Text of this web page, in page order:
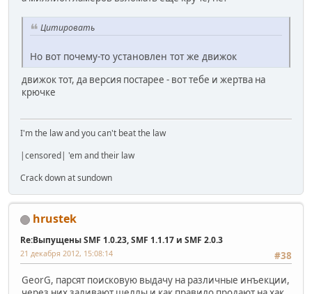
Цитировать
Но вот почему-то установлен тот же движок
движок тот, да версия постарее - вот тебе и жертва на
крючке
I'm the law and you can't beat the law
|censored| 'em and their law
Crack down at sundown
hrustek
Re:Выпущены SMF 1.0.23, SMF 1.1.17 и SMF 2.0.3
#38
21 декабря 2012, 15:08:14
GeorG, парсят поисковую выдачу на различные инъекции,